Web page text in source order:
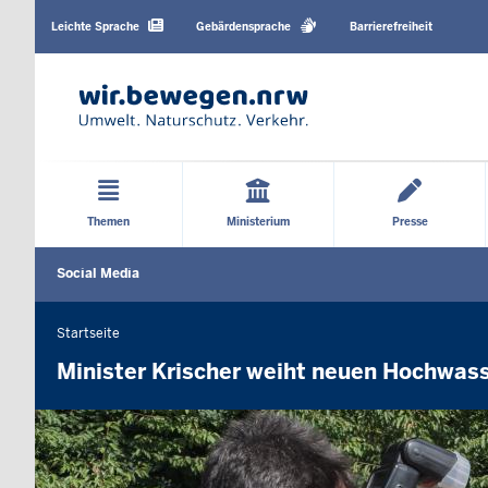
Sprachen
Leichte Sprache Gebärdensprache Barrierefreiheit
Hauptmenü
Themen Ministerium Presse
Social Media
Sie
befinden
hier
Startseite
Minister Krischer weiht neuen
Navigationshinweise
zur
Benutze
im
nächsten